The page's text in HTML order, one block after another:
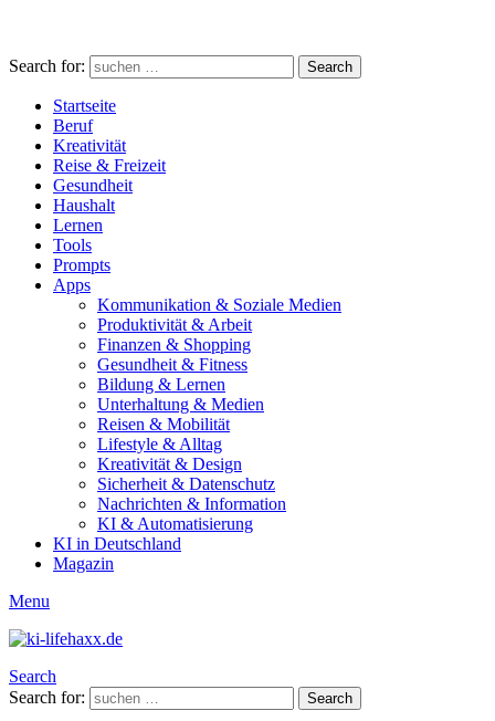
Search for: Search
Startseite
Beruf
Kreativität
Reise & Freizeit
Gesundheit
Haushalt
Lernen
Tools
Prompts
Apps
Kommunikation & Soziale Medien
Produktivität & Arbeit
Finanzen & Shopping
Gesundheit & Fitness
Bildung & Lernen
Unterhaltung & Medien
Reisen & Mobilität
Lifestyle & Alltag
Kreativität & Design
Sicherheit & Datenschutz
Nachrichten & Information
KI & Automatisierung
KI in Deutschland
Magazin
Menu
Search
Search for:
Search